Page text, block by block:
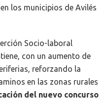
en los municipios de Avilés
Socio-laboral
con un aumento de
reforzando la
en las zonas rurales
del nuevo concurso